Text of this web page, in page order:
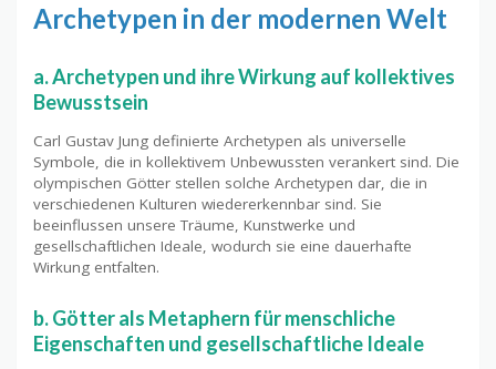
Archetypen in der modernen Welt
a. Archetypen und ihre Wirkung auf kollektives
Bewusstsein
Carl Gustav Jung definierte Archetypen als universelle
Symbole, die in kollektivem Unbewussten verankert sind. Die
olympischen Götter stellen solche Archetypen dar, die in
verschiedenen Kulturen wiedererkennbar sind. Sie
beeinflussen unsere Träume, Kunstwerke und
gesellschaftlichen Ideale, wodurch sie eine dauerhafte
Wirkung entfalten.
b. Götter als Metaphern für menschliche
Eigenschaften und gesellschaftliche Ideale